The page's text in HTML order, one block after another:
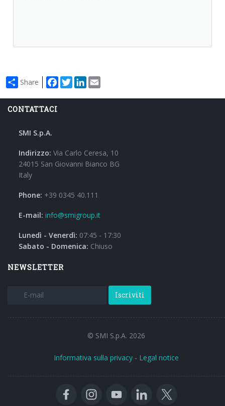
Share Facebook
TwitterLinkedIn
CONTATTACI
SMI S.p.A.
Indirizzo: Via Carlo Ceresa, 10
24015 San Giovanni Bianco BG
Italy
Phone: +39 0345 40.111
E-mail: info@smigroup.it
Lunedì - Venerdì: 07:45 - 17:30
Sabato - Domenica: Chiuso
NEWSLETTER
Iscriviti
© SMI S.p.A. 2026
Informativa sulla privacy - Legal notice